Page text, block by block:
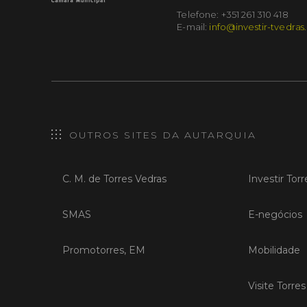
Telefone: +351 261 310 418
E-mail: info@investir-
OUTROS SITES DA AUTARQUIA
C. M. de Torres Vedras
SMAS
Promotorres, EM
Investir
E-negócios
Mobilidade
Visite